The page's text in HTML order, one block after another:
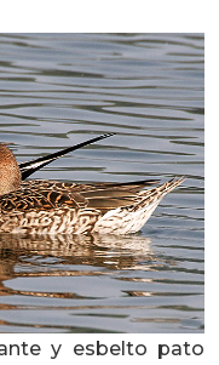
y esbelto pato